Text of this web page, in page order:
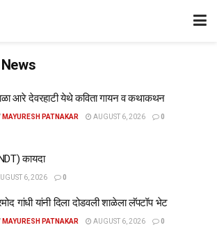
आरे देवरहाटी येथे कविता गायन व कथाकथन
MAYURESH PATNAKAR AUGUST 6, 2026 0
कायदा
6, 2026 0
गांधी यांनी दिला दोडवली शाळेला लॅपटॉप भेट
MAYURESH PATNAKAR AUGUST 6, 2026 0